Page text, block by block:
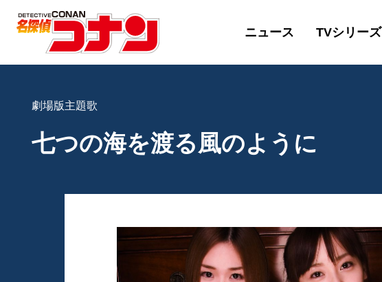
ニュース TVシリーズ
劇場版主題歌
七つの海を渡る風のように